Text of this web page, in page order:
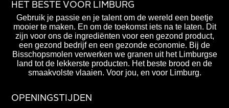
HET BESTE VOOR LIMBURG
Gebruik je passie en je talent om de wereld een beetje
mooier te maken. En om de toekomst iets na te laten. Dit
zijn voor ons de ingrediënten voor een gezond product,
een gezond bedrijf en een gezonde economie. Bij de
Bisschopsmolen verwerken we granen uit het Limburgse
land tot de lekkerste producten. Het beste brood en de
smaakvolste vlaaien. Voor jou, en voor Limburg.
OPENINGSTIJDEN